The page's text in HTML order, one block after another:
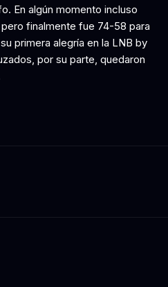
En algún momento incluso
finalmente fue 74-58 para
primera alegría en la LNB by
por su parte, quedaron